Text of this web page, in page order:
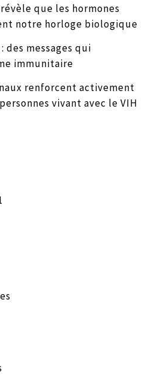
que les hormones
notre horloge biologique
des messages qui
immunitaire
renforcent activement
vivant avec le VIH